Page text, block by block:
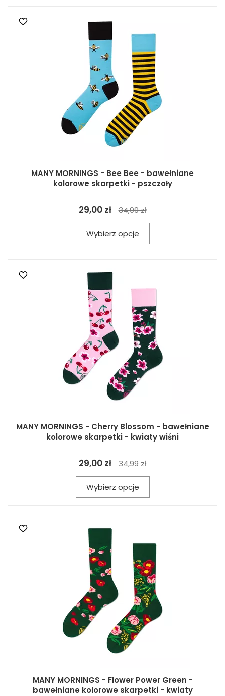
MANY MORNINGS - Bee Bee - bawełniane
kolorowe skarpetki - pszczoły
29,00 zł 34,99 zł
Wybierz opcje
MANY MORNINGS - Cherry Blossom - bawełniane
kolorowe skarpetki - kwiaty wiśni
29,00 zł 34,99 zł
Wybierz opcje
MANY MORNINGS - Flower Power Green -
bawełniane kolorowe skarpetki - kwiaty